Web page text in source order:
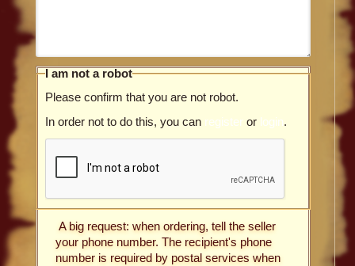
I am not a robot
Please confirm that you are not robot.
In order not to do this, you can register or login.
A big request: when ordering, tell the seller
your phone number. The recipient's phone
number is required by postal services when